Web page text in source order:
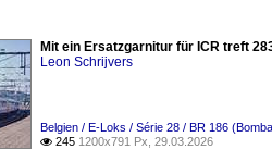
Mit ein Ersatzgarnitur für ICR treft
Leon Schrijvers
Belgien / E-Loks / Série 28 / BR 186
 245 1200x791 Px, 29.03.2026